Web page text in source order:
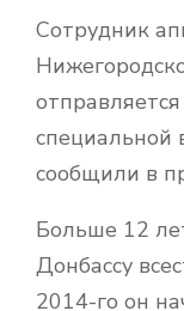
Сотрудник
специальной
сообщили в
Больше 12
Донбассу
2014-го он